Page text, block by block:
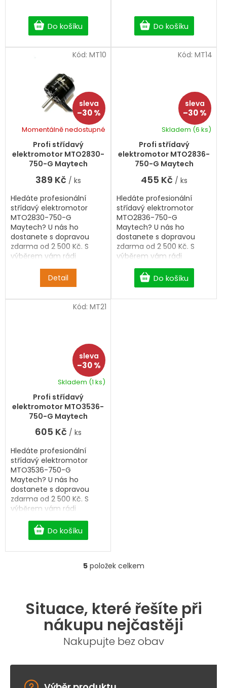
Do košíku Do košíku
–30 %
Profi střídavý
elektromotor MTO2830-
750-G Maytech
Momentálně nedostupné
389 Kč / ks
Detail
Hledáte profesionální
střídavý elektromotor
MTO2830-750-G
Maytech? U nás ho
dostanete s dopravou
zdarma od 2 500 Kč. S
výběrem vám rádi
Kód: MT10
–30 %
Profi střídavý
elektromotor MTO2836-
750-G Maytech
Skladem (6 ks)
455 Kč / ks
Do košíku
Hledáte profesionální
střídavý elektromotor
MTO2836-750-G
Maytech? U nás ho
dostanete s dopravou
zdarma od 2 500 Kč. S
výběrem vám rádi
pomůžeme.
Kód: MT14
–30 %
Profi střídavý
elektromotor MTO3536-
750-G Maytech
hodnocení
produktu
hvězdiček.
Skladem (1 ks)
605 Kč / ks
Do košíku
Hledáte profesionální
střídavý elektromotor
MTO3536-750-G
Maytech? U nás ho
dostanete s dopravou
zdarma od 2 500 Kč. S
výběrem vám rádi
Kód: MT21
O
d
a
c
í
p
v
5položek celkem
Situace, které řešíte při
nákupu nejčastěji
Nakupujte bez obav